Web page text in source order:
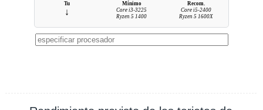
Tu
↓
Mínimo
Core i3-3225
Ryzen 5 1400
Recom.
Core i5-2400
Ryzen 5 1600X